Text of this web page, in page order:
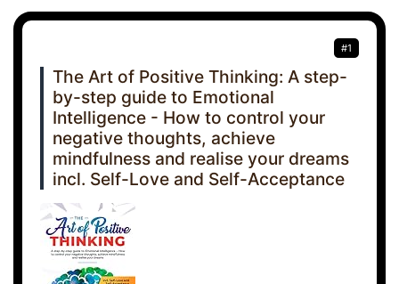
#1
The Art of Positive Thinking: A step-
by-step guide to Emotional
Intelligence - How to control your
negative thoughts, achieve
mindfulness and realise your dreams
incl. Self-Love and Self-Acceptance